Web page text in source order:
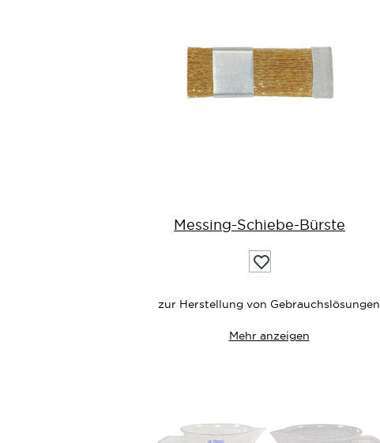
Messing-Schiebe-Bürste
Auf
die
zur Herstellung von Gebrauchslösungen
Mehr anzeigen